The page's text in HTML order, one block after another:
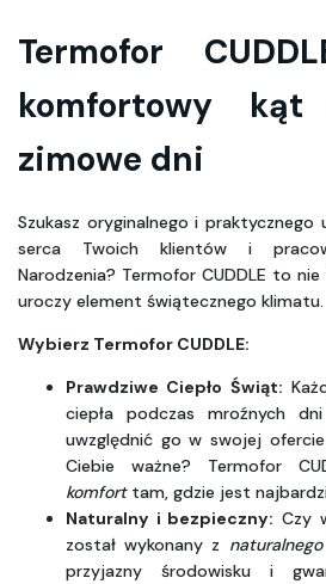
Termofor
komfortowy
zimowe dni
Szukasz oryginalnego i
serca Twoich klientów i
Narodzenia? Termofor CUDDLE to
uroczy element świątecznego klimatu.
Wybierz Termofor CUDDLE:
Prawdziwe Ciepło Świąt:
ciepła podczas mroźnych
uwzględnić go w swojej
Ciebie ważne? Termofor
komfort tam, gdzie jest
Naturalny i bezpieczny: Czy
został wykonany z
przyjazny środowisku i